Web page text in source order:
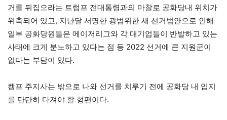
거를 뒤집으라는 트럼프 전대통령과의 마찰로 공화당내 위치가
위축되어 있고, 지난달 서명한 광범위한 새 선거법안으로 인해
일부 공화당원들은 메이저리그와 각 대기업들이 반발하고 있는
사태에 크게 분노하고 있다는 점 등 2022 선거에 큰 지원군이
없다는 부담이 있다.
켐프 주지사는 밖으로 나와 선거를 치루기 전에 공화당 내 입지
를 단단히 다져야 할 형편이다.